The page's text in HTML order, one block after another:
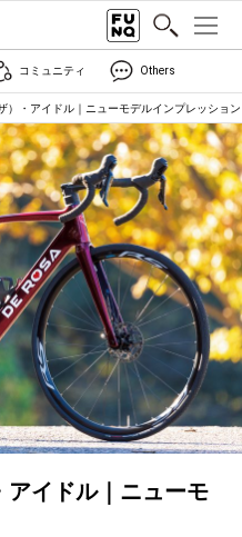
コミュニティ Others
）・アイドル｜ニューモデルインプレッション
アイドル｜ニューモ